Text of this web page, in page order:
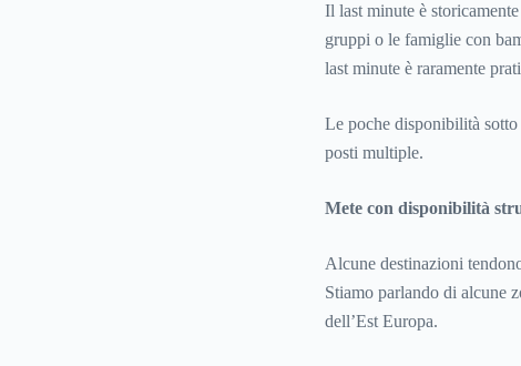
Il last minute è
gruppi o le famiglie con
last minute è raramente
Le poche disponibilità
posti multiple.
Mete con disponibilità
Alcune destinazioni
Stiamo parlando di alcune
dell’Est Europa.